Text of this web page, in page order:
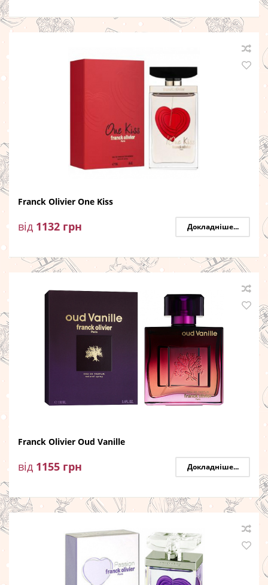
Franck Olivier One Kiss
від 1132 грн Докладніше...
Franck Olivier Oud Vanille
від 1155 грн Докладніше...